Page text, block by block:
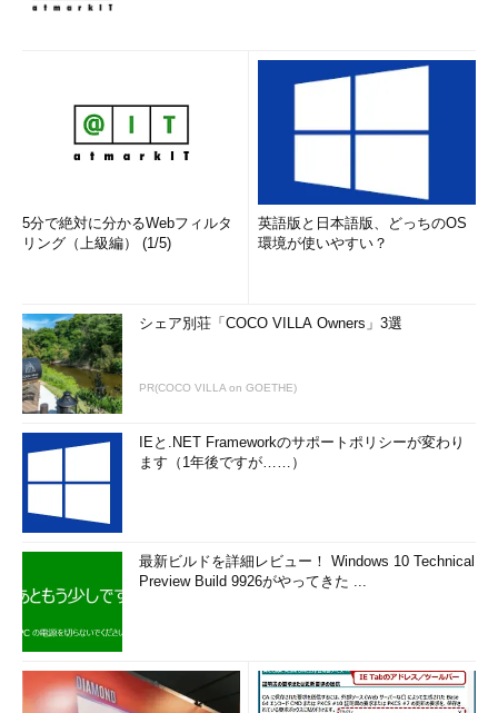
5分で絶対に分かるWebフィルタ
リング（上級編） (1/5)
英語版と日本語版、どっちのOS
環境が使いやすい？
シェア別荘「COCO VILLA Owners」3選
PR(COCO VILLA on GOETHE)
IEと.NET Frameworkのサポートポリシーが変わり
ます（1年後ですが……）
最新ビルドを詳細レビュー！ Windows 10 Technical
Preview Build 9926がやってきた ...